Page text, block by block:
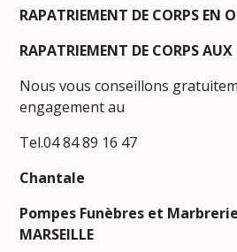
RAPATRIEMENT DE CORPS EN
RAPATRIEMENT DE CORPS
Nous vous conseillons
engagement au
Tel.04 84 89 16 47
Chantale
Pompes Funèbres et Marbrerie
MARSEILLE